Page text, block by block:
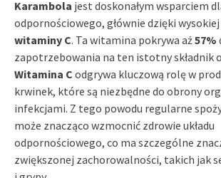
Karambola jest doskonałym wsparciem
odpornościowego, głównie dzięki
witaminy C. Ta witamina pokrywa aż57%
zapotrzebowania na ten istotny składnik
Witamina C odgrywa kluczową rolę w
krwinek, które są niezbędne do obrony
infekcjami. Z tego powodu regularne
może znacząco wzmocnić zdrowie układu
odpornościowego, co ma szczególne
zwiększonej zachorowalności, takich jak